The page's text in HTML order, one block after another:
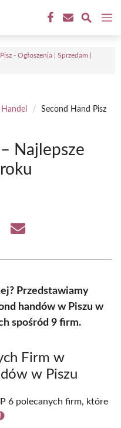
Pisz - Ogłoszenia | Sprzedam |
/
Second Hand Pisz
Najlepsze
Share
Przedstawiamy
handów w Piszu w
spośród 9 firm.
Firm w
w Piszu
6 polecanych firm, które